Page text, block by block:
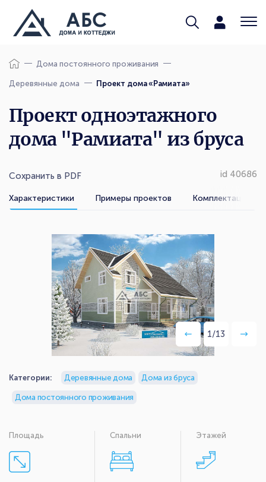
Дома постоянного проживания
Деревянные дома Проект дома «Рамиата»
Проект одноэтажного
дома "Рамиата" из бруса
Сохранить в PDF id 40686
Характеристики Примеры проектов Комплектации
Категории: Деревянные дома Дома из бруса
Дома постоянного проживания
1/13
Площадь Спальни Этажей